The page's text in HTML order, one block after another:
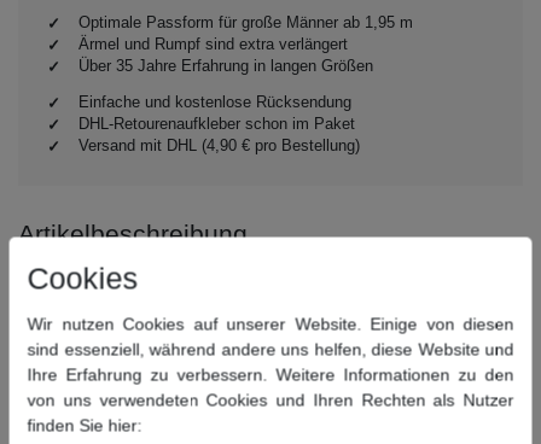
Optimale Passform für große Männer ab 1,95 m
Ärmel und Rumpf sind extra verlängert
Über 35 Jahre Erfahrung in langen Größen
Einfache und kostenlose Rücksendung
DHL-Retourenaufkleber schon im Paket
Versand mit DHL (4,90 € pro Bestellung)
Artikelbeschreibung
Extra lange Passform
Rundhals-Ausschnitt
Material:60% Baumwolle / 40% Polyester
Pflegehinweise: 40° Wäsche, nicht bleichen, nicht
Trommeltrocknen, bügeln bei niedriger Temperatur, nicht
chemisch reinigen
Cookies
Wir nutzen Cookies auf unserer Website. Einige von diesen
sind essenziell, während andere uns helfen, diese Website und
Ihre Erfahrung zu verbessern. Weitere Informationen zu den
von uns verwendeten Cookies und Ihren Rechten als Nutzer
finden Sie hier: